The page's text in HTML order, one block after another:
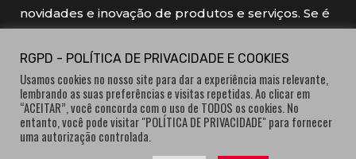
novidades e inovação de produtos e serviços. Se é
e-newvation tem o patrocínio do “Produto do
Ano”, o prémio de inovação atribuído por
consumidores.
RGPD - POLÍTICA DE PRIVACIDADE E COOKIES
Usamos cookies no nosso site para dar a experiência mais relevante,
lembrando as suas preferências e visitas repetidas. Ao clicar em
“ACEITAR”, você concorda com o uso de TODOS os cookies. No
entanto, você pode visitar "POLÍTICA DE PRIVACIDADE" para fornecer
uma autorização controlada.